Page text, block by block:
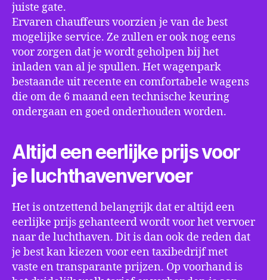
juiste gate.
Ervaren chauffeurs voorzien je van de best
mogelijke service. Ze zullen er ook nog eens
voor zorgen dat je wordt geholpen bij het
inladen van al je spullen. Het wagenpark
bestaande uit recente en comfortabele wagens
die om de 6 maand een technische keuring
ondergaan en goed onderhouden worden.
Altijd een eerlijke prijs voor
je luchthavenvervoer
Het is ontzettend belangrijk dat er altijd een
eerlijke prijs gehanteerd wordt voor het vervoer
naar de luchthaven. Dit is dan ook de reden dat
je best kan kiezen voor een taxibedrijf met
vaste en transparante prijzen. Op voorhand is